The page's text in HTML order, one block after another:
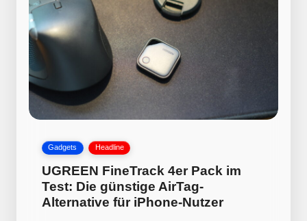
Posted
Gadgets Headline
UGREEN FineTrack 4er Pack im
Test: Die günstige AirTag-
Alternative für iPhone-Nutzer